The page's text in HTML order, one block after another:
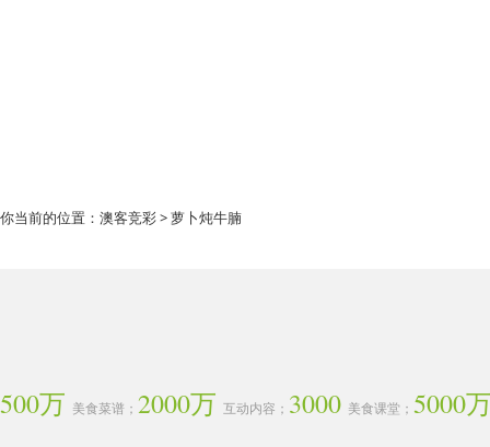
你当前的位置： 澳客竞彩> 萝卜炖牛腩
500万 美食菜谱； 2000万 互动内容； 3000 美食课堂； 5000